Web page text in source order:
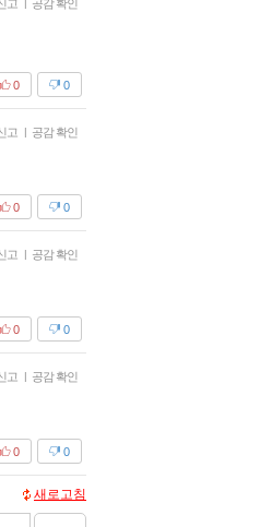
고 | 공감 확인
0
0
고 | 공감 확인
0
0
고 | 공감 확인
0
0
고 | 공감 확인
0
0
새로고침